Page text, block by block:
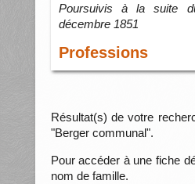
Poursuivis à la suite
décembre 1851
Professions
Résultat(s) de votre
"Berger communal".
Pour accéder à une fiche
nom de famille.